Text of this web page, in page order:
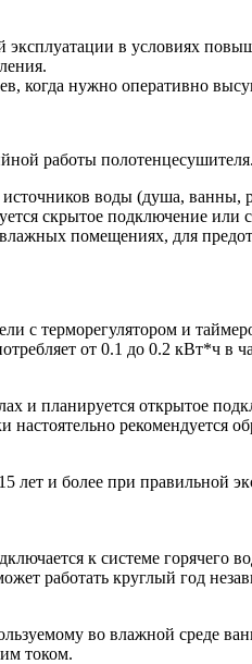
в условиях
когда нужно оперативно
работы полотенцесушителя.
воды (душа, ванны,
скрытое подключение или
помещениях, для
терморегулятором и
от 0.1 до 0.2 кВт*ч в
и планируется открытое
рекомендуется
и более при правильной
к системе
работать круглый год
во влажной среде
током.